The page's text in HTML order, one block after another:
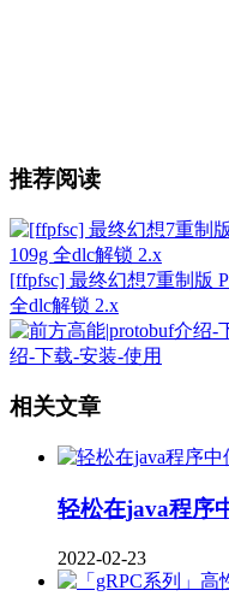
推荐阅读
[ffpfsc] 最终幻想7重制版
全dlc解锁 2.x
绍-下载-安装-使用
相关文章
轻松在java程序
2022-02-23